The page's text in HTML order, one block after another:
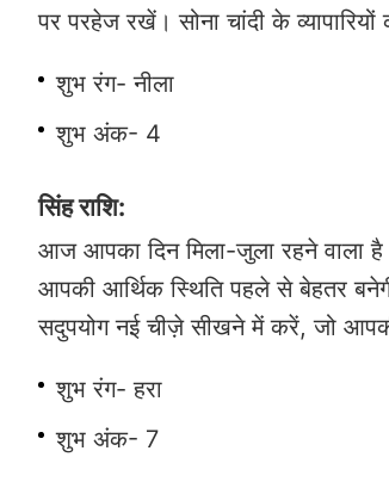
पर परहेज रखें। सोना चांदी के
शुभ रंग- नीला
शुभ अंक- 4
सिंह राशि:
आज आपका दिन मिला-जुला रहने
आपकी आर्थिक स्थिति पहले से बेहतर
सदुपयोग नई चीज़े सीखने में करें, जो
शुभ रंग- हरा
शुभ अंक- 7